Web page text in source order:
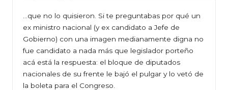
…que no lo quisieron. Si te preguntabas por qué un
ex ministro nacional (y ex candidato a Jefe de
Gobierno) con una imagen medianamente digna no
fue candidato a nada más que legislador porteño
acá está la respuesta: el bloque de diputados
nacionales de su frente le bajó el pulgar y lo vetó de
la boleta para el Congreso.